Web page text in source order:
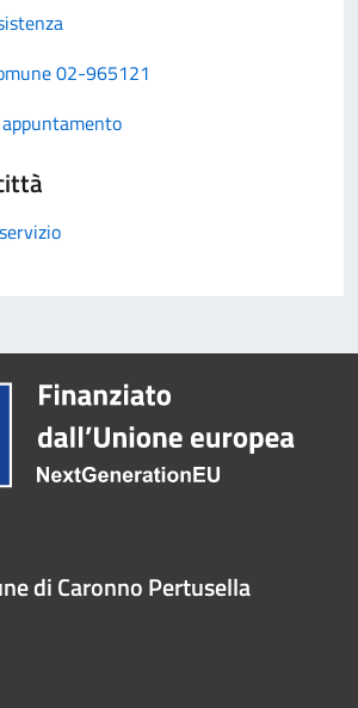
02-965121
di Caronno Pertusella